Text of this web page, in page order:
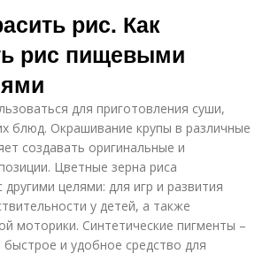
рис. Как
рис пищевыми
для приготовления суши,
блюд. Окрашивание крупы в различные
создавать оригинальные и
Цветные зерна риса
целями: для игр и развития
у детей, а также
моторики. Синтетические пигменты –
и удобное средство для